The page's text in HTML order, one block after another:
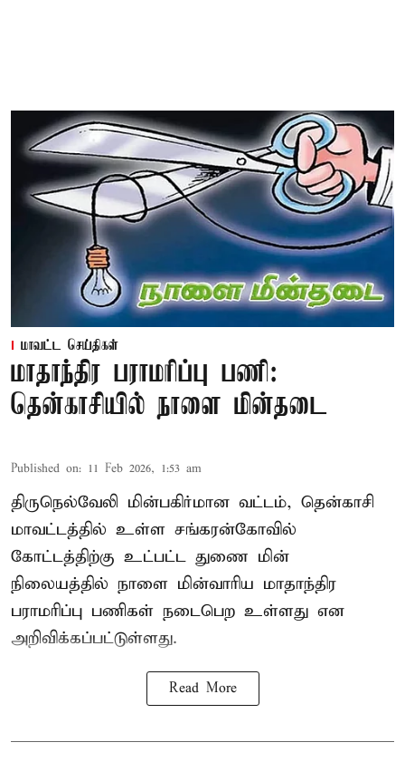
மாவட்ட செய்திகள்
மாதாந்திர பராமரிப்பு பணி:
தென்காசியில் நாளை மின்தடை
Published on: 11 Feb 2026, 1:53 am
திருநெல்வேலி மின்பகிர்மான வட்டம், தென்காசி
மாவட்டத்தில் உள்ள சங்கரன்கோவில்
கோட்டத்திற்கு உட்பட்ட துணை மின்
நிலையத்தில் நாளை மின்வாரிய மாதாந்திர
பராமரிப்பு பணிகள் நடைபெற உள்ளது என
அறிவிக்கப்பட்டுள்ளது.
Read More